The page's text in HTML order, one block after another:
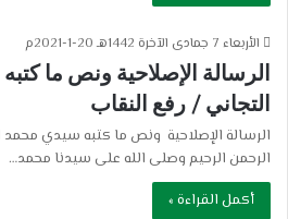
الأربعاء 7 جمادى الآخرة 1442هـ 20-1-2021م
الرسالة الإصلاحية ونص ما
التجاني / رفع النقاب
الرسالة الإصلاحية ونص ما كتبه سيدي
الرحمن الرحيم وصلى الله على سيدنا محمد…
أكمل القراءة »